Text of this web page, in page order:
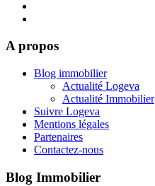
A propos
Blog immobilier
Actualité Logeva
Actualité Immobilier
Suivre Logeva
Mentions légales
Partenaires
Contactez-nous
Blog Immobilier